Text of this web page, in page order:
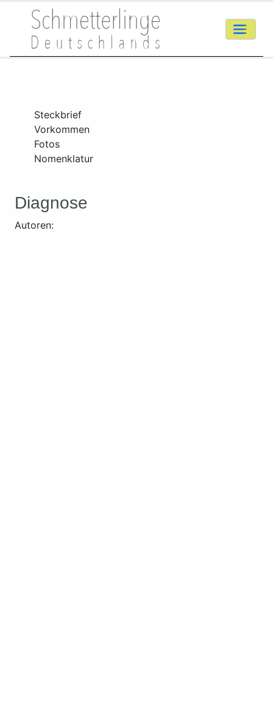
Steckbrief
Vorkommen
Fotos
Nomenklatur
Diagnose
Autoren: